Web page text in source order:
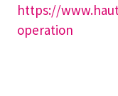
https://
operation